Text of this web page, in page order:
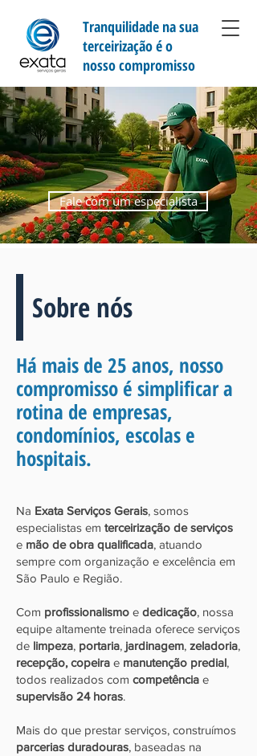
Tranquilidade na sua
terceirização é o
nosso compromisso
Fale com um especialista
Sobre nós
Há mais de 25 anos, nosso
compromisso é simplificar a
rotina de empresas,
condomínios, escolas e
hospitais.
Na Exata Serviços Gerais, somos
especialistas em terceirização de serviços
e mão de obra qualificada, atuando
sempre com organização e excelência em
São Paulo e Região.
Com profissionalismo e dedicação, nossa
equipe altamente treinada oferece serviços
de limpeza, portaria, jardinagem, zeladoria,
recepção, copeira e manutenção predial,
todos realizados com competência e
supervisão 24 horas.
Mais do que prestar serviços, construímos
parcerias duradouras, baseadas na